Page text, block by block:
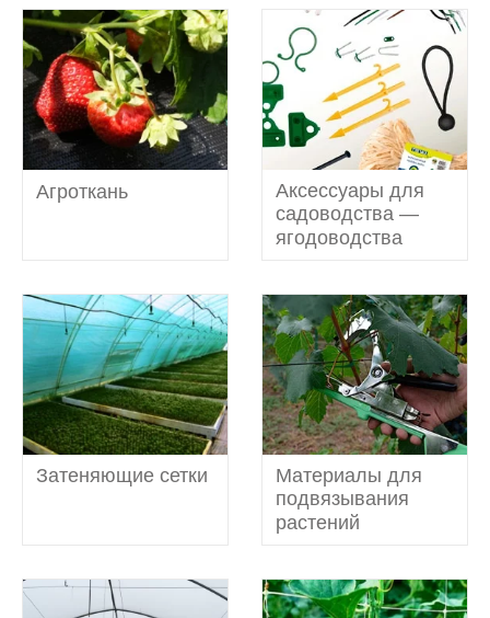
Агроткань
Аксессуары для
садоводства —
ягодоводства
Затеняющие сетки
Материалы для
подвязывания
растений